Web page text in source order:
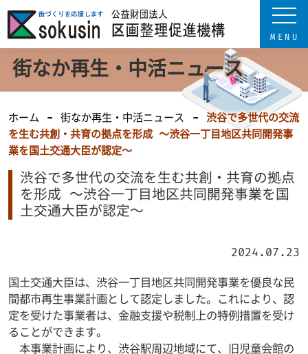
街なか再生・中活ニュース
ホーム 街なか再生・中活ニュース
渋谷で多世代の交流
を生む共創・共育の拠点を形成 ～渋谷一丁目地区共同開発事
業を国土交通大臣が認定～
渋谷で多世代の交流を生む共創・共育の拠点
を形成 ～渋谷一丁目地区共同開発事業を国
土交通大臣が認定～
2024.07.23
国土交通大臣は、渋谷一丁目地区共同開発事業を優良な民
間都市再生事業計画として認定しました。これにより、認
定を受けた事業者は、金融支援や税制上の特例措置を受け
ることができます。
本事業計画により、渋谷駅周辺地域にて、旧児童会館の